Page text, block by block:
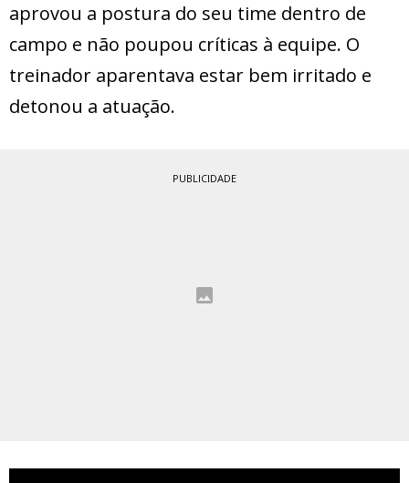
aprovou a postura do seu time dentro de
campo e não poupou críticas à equipe. O
treinador aparentava estar bem irritado e
detonou a atuação.
PUBLICIDADE